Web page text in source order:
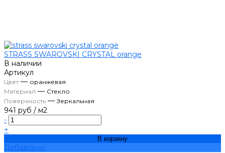
STRASS SWAROVSKI CRYSTAL orange
В наличии
Артикул
Цвет— оранжевая
Материал — Стекло
Поверхность —Зеркальная
941 руб / м2
-
+
В корзину
Добавлено